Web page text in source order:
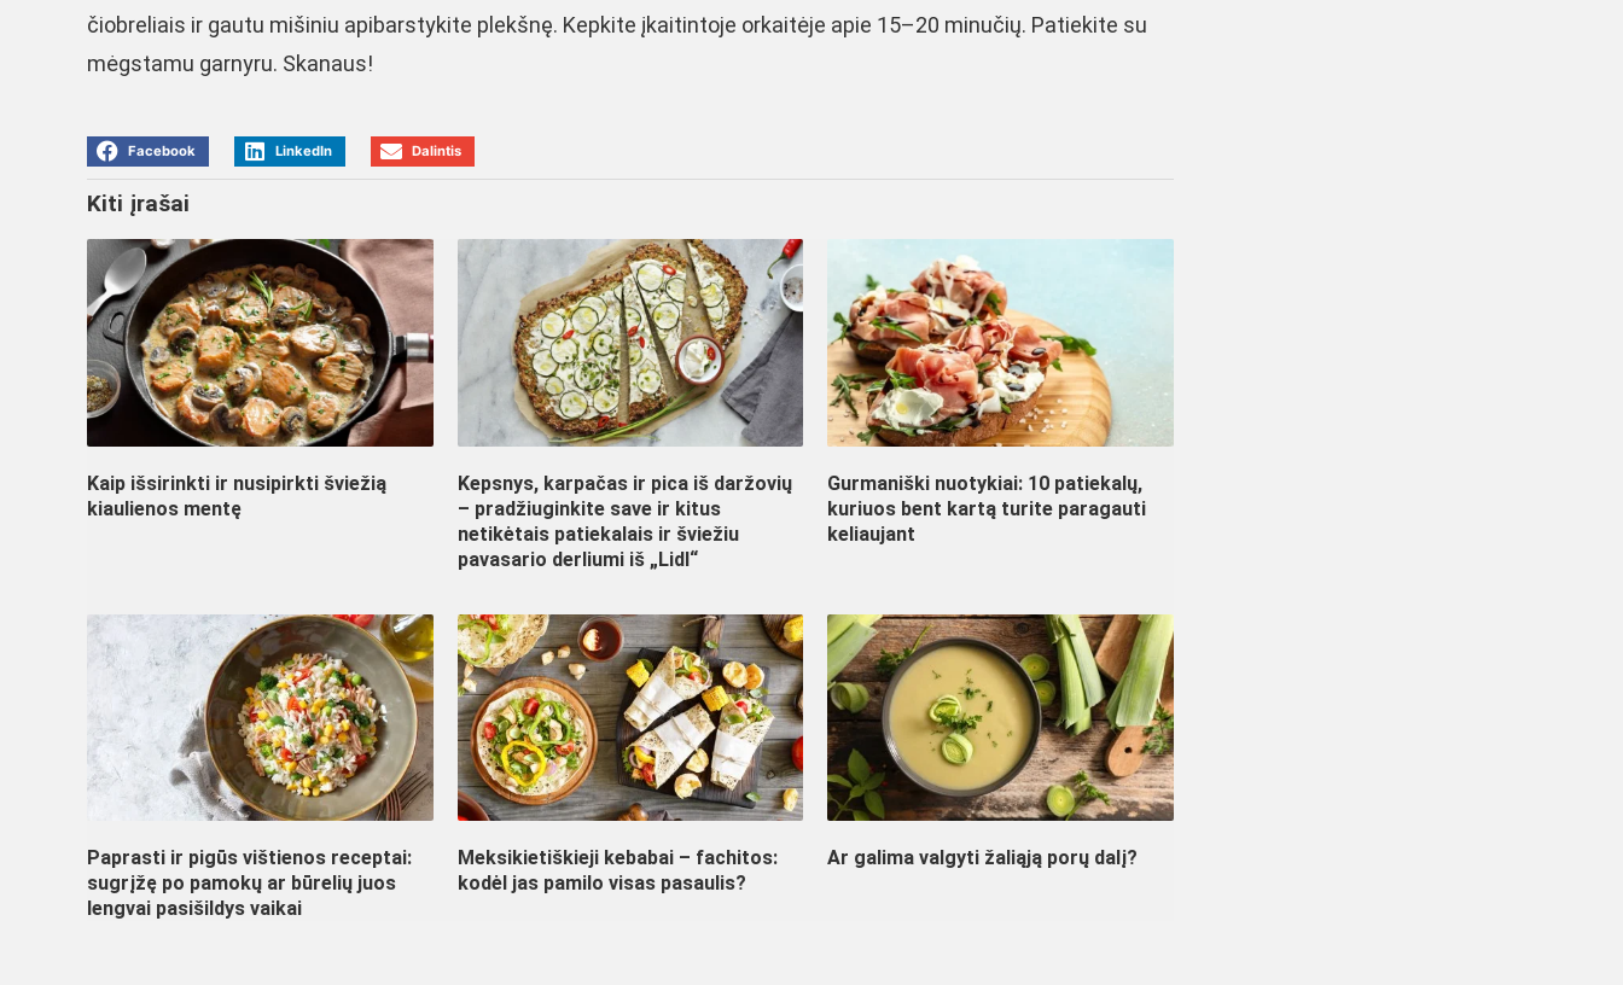
čiobreliais ir gautu mišiniu apibarstykite plekšnę. Kepkite įkaitintoje orkaitėje apie 15–20 minučių. Patiekite su
mėgstamu garnyru. Skanaus!
Facebook LinkedIn Dalintis
Kiti įrašai
Kaip išsirinkti ir nusipirkti šviežią
kiaulienos mentę
Kepsnys, karpačas ir pica iš daržovių
– pradžiuginkite save ir kitus
netikėtais patiekalais ir šviežiu
pavasario derliumi iš „Lidl“
Gurmaniški nuotykiai: 10 patiekalų,
kuriuos bent kartą turite paragauti
keliaujant
Paprasti ir pigūs vištienos receptai:
sugrįžę po pamokų ar būrelių juos
lengvai pasišildys vaikai
Meksikietiškieji kebabai – fachitos:
kodėl jas pamilo visas pasaulis?
Ar galima valgyti žaliąją porų dalį?